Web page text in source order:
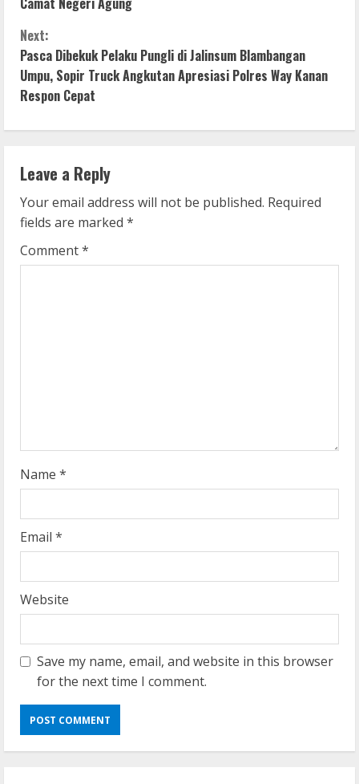
n
t
i
n
u
e
R
e
g
Next:
Pasca Dibekuk Pelaku Pungli di Jalinsum Blambangan
Umpu, Sopir Truck Angkutan Apresiasi Polres Way Kanan
Respon Cepat
Leave a Reply
Your email address will not be published. Required
fields are marked *
Comment*
Name *
Email *
Website
Save my name, email, and website in this browser
for the next time I comment.